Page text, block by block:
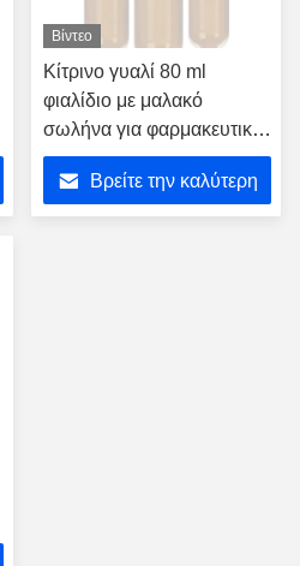
Βίντεο
Κίτρινο γυαλί 80 ml
φιαλίδιο με μαλακό
σωλήνα για φαρμακευτικές
συσκευασίες
ανακυκλώσιμης χρήσης
Βρείτε την καλύτερη